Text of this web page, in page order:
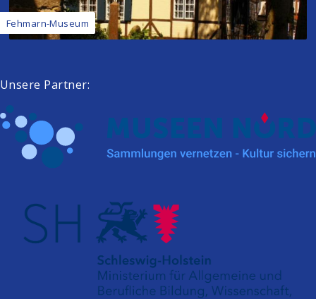
Fehmarn-Museum
Unsere Partner: